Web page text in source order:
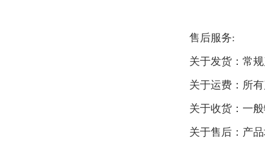
售后服务:
关于发货：常
关于运费：所
关于收货：一
关于售后：产